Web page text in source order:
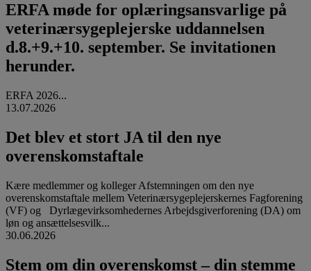
ERFA møde for oplæringsansvarlige på
veterinærsygeplejerske uddannelsen
d.8.+9.+10. september. Se invitationen
herunder.
ERFA 2026...
13.07.2026
Det blev et stort JA til den nye
overenskomstaftale
Kære medlemmer og kolleger Afstemningen om den nye
overenskomstaftale mellem Veterinærsygeplejerskernes Fagforening
(VF) og Dyrlægevirksomhedernes Arbejdsgiverforening (DA) om
løn og ansættelsesvilk...
30.06.2026
Stem om din overenskomst – din stemme